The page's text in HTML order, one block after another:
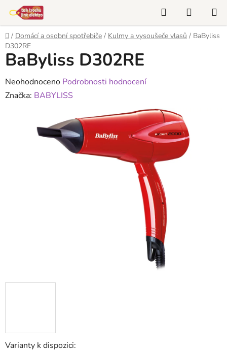
obsah
Hledat
KOŠÍK
Domů
/ Domácí a osobní spotřebiče / Kulmy a vysoušeče vlasů / BaByliss
D302RE
Varianty k dispozici:
BaByliss D302RE
Průměrné
hodnocení
Neohodnoceno Podrobnosti hodnocení
Značka: BABYLISS